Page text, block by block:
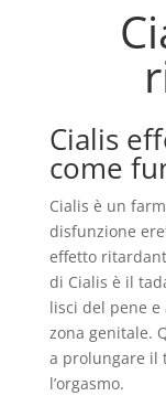
Cialis
come
Cialis è un
disfunzione
effetto
di Cialis è il
lisci del pene
zona genitale.
a prolungare il
l’orgasmo.